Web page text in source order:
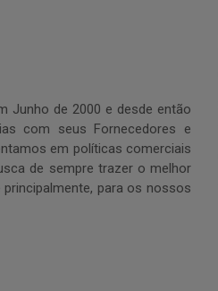
Junho de 2000 e desde então
com seus Fornecedores e
em políticas comerciais
de sempre trazer o melhor
para os nossos